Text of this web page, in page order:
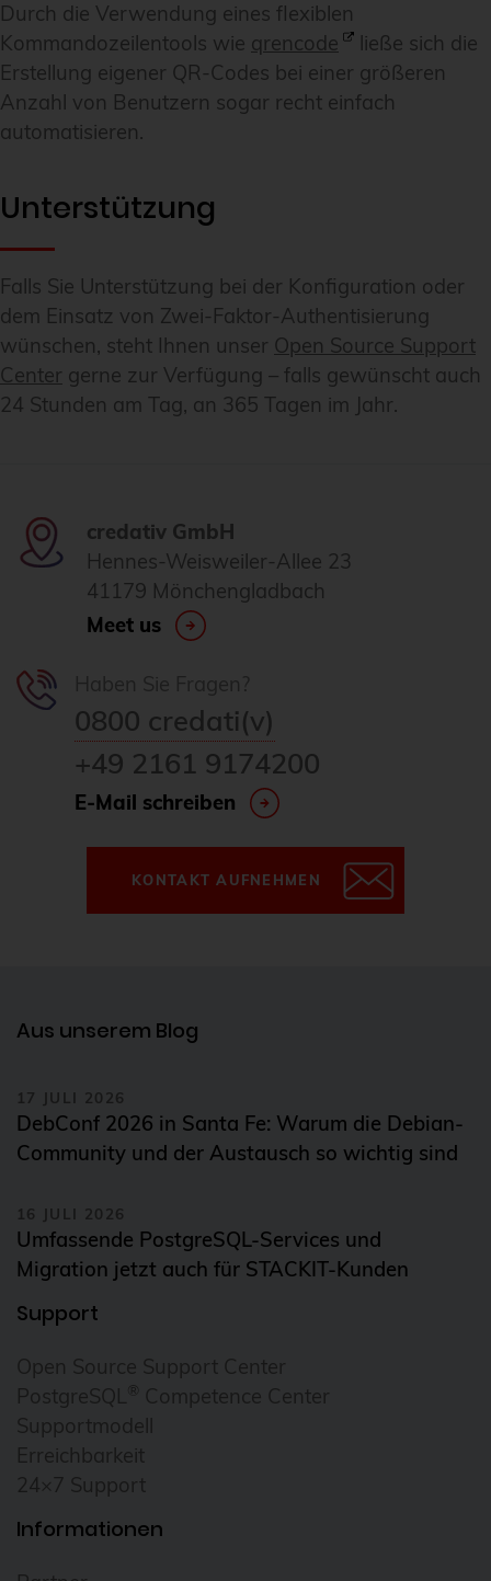
Durch die Verwendung eines flexiblen
Kommandozeilentools wie qrencode
ließe sich die
Erstellung eigener QR-Codes bei einer größeren
Anzahl von Benutzern sogar recht einfach
automatisieren.
Unterstützung
Falls Sie Unterstützung bei der Konfiguration oder
dem Einsatz von Zwei-Faktor-Authentisierung
wünschen, steht Ihnen unser Open Source Support
Center gerne zur Verfügung – falls gewünscht auch
24 Stunden am Tag, an 365 Tagen im Jahr.
credativ GmbH
Hennes-Weisweiler-Allee 23
41179 Mönchengladbach
Meet us
0800 credati(v)
+49 2161 9174200
E-Mail schreiben
KONTAKT AUFNEHMEN
Aus unserem Blog
17 JULI 2026
DebConf 2026 in Santa Fe: Warum die Debian-
Community und der Austausch so wichtig sind
16 JULI 2026
Umfassende PostgreSQL-Services und
Migration jetzt auch für STACKIT-Kunden
Support
Open Source Support Center
PostgreSQL ® Competence Center
Supportmodell
Erreichbarkeit
24×7 Support
Informationen